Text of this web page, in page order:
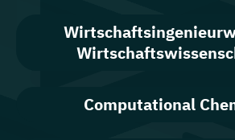
Computational